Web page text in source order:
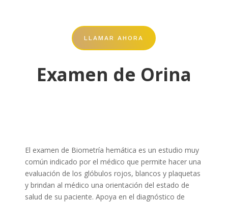
LLAMAR AHORA
Examen de Orina
El examen de Biometría hemática es un estudio muy
común indicado por el médico que permite hacer una
evaluación de los glóbulos rojos, blancos y plaquetas
y brindan al médico una orientación del estado de
salud de su paciente. Apoya en el diagnóstico de